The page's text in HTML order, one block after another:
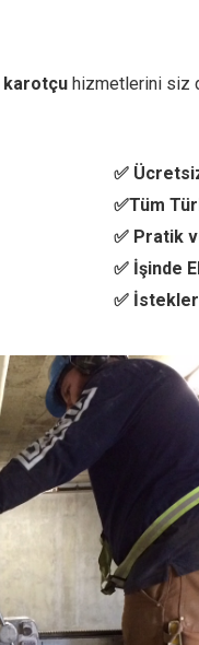
karotçu hizmetlerini siz
✅
✅Tüm
✅ Pratik
✅ İşinde
✅